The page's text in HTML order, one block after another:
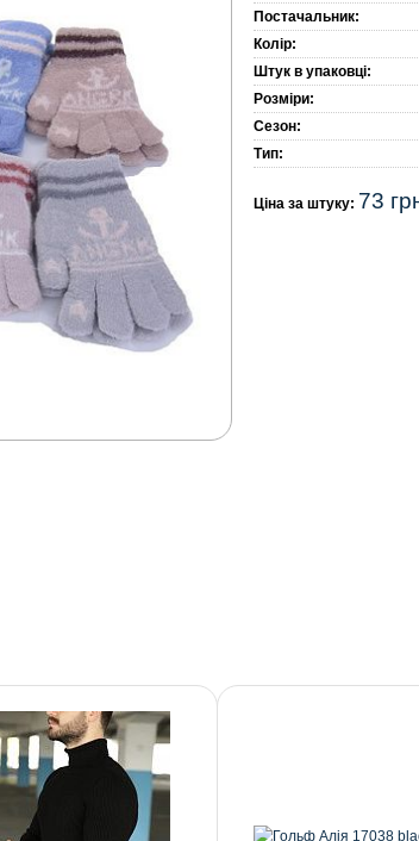
Постачальник:
Колір:
Штук в упаковці:
Розміри:
Сезон:
Тип:
Ціна за штуку: 73